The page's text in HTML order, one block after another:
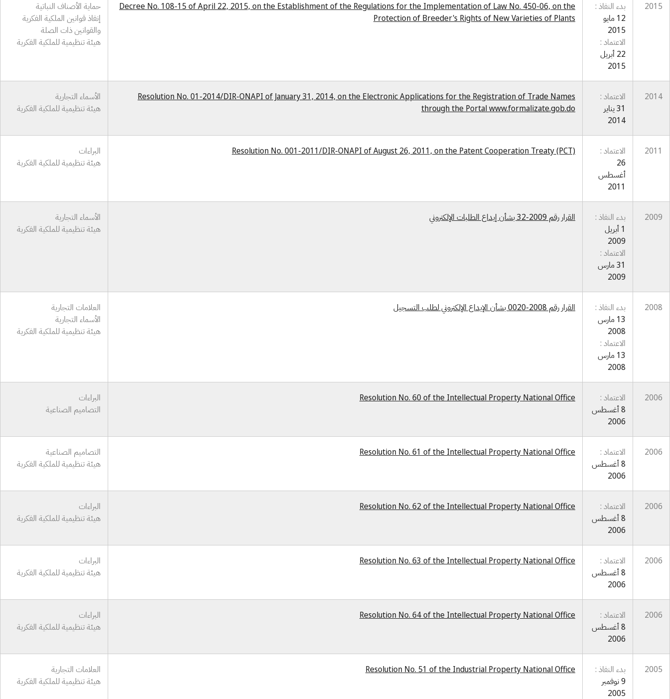
2015
بدء النفاذ :
12 مايو
2015
الاعتماد :
22 أبريل
2015
Decree No. 108-15 of April 22, 2015, on the Establishment of the Regulations for the Implementation of Law No. 450-06, on the
Protection of Breeder's Rights of New Varieties of Plants
حماية الأصناف النباتية
إنفاذ قوانين الملكية الفكرية
والقوانين ذات الصلة
هيئة تنظيمية للملكية الفكرية
2014
الاعتماد :
31 يناير
2014
Resolution No. 01-2014/DIR-ONAPI of January 31, 2014, on the Electronic Applications for the Registration of Trade Names
through the Portal www.formalizate.gob.do
الأسماء التجارية
هيئة تنظيمية للملكية الفكرية
2011
الاعتماد :
26
أغسطس
2011
Resolution No. 001-2011/DIR-ONAPI of August 26, 2011, on the Patent Cooperation Treaty (PCT)
البراءات
هيئة تنظيمية للملكية الفكرية
2009
بدء النفاذ :
1 أبريل
2009
الاعتماد :
31 مارس
2009
القرار رقم 2009-32 بشأن إيداع الطلبات الإلكتروني
الأسماء التجارية
هيئة تنظيمية للملكية الفكرية
2008
بدء النفاذ :
13 مارس
2008
الاعتماد :
13 مارس
2008
القرار رقم 2008-0020 بشأن الإيداع الإلكتروني لطلب التسجيل
العلامات التجارية
الأسماء التجارية
هيئة تنظيمية للملكية الفكرية
2006
الاعتماد :
8 أغسطس
2006
Resolution No. 60 of the Intellectual Property National Office
البراءات
التصاميم الصناعية
2006
الاعتماد :
8 أغسطس
2006
Resolution No. 61 of the Intellectual Property National Office
التصاميم الصناعية
هيئة تنظيمية للملكية الفكرية
2006
الاعتماد :
8 أغسطس
2006
Resolution No. 62 of the Intellectual Property National Office
البراءات
هيئة تنظيمية للملكية الفكرية
2006
الاعتماد :
8 أغسطس
2006
Resolution No. 63 of the Intellectual Property National Office
البراءات
هيئة تنظيمية للملكية الفكرية
2006
الاعتماد :
8 أغسطس
2006
Resolution No. 64 of the Intellectual Property National Office
البراءات
هيئة تنظيمية للملكية الفكرية
2005
بدء النفاذ :
9 نوفمبر
2005
Resolution No. 51 of the Industrial Property National Office
العلامات التجارية
هيئة تنظيمية للملكية الفكرية